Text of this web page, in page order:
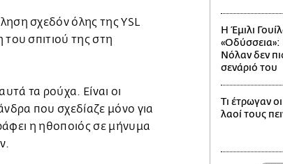
σχεδόν όλης της YSL
σπιτιού της στη
τα ρούχα. Είναι οι
που σχεδίαζε μόνο για
η ηθοποιός σε μήνυμα
Η Έμιλι
Νόλαν δεν
σενάριό του
Τι έτρωγαν
λαοί τους